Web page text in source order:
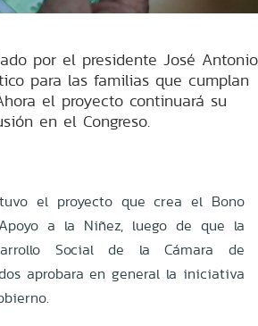
por el presidente José Antonio
para las familias que cumplan
el proyecto continuará su
en el Congreso.
el proyecto que crea el Bono
a la Niñez, luego de que la
Social de la Cámara de
aprobara en general la iniciativa